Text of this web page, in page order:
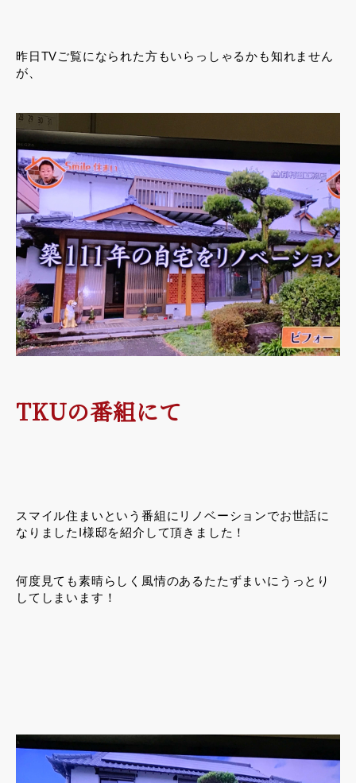
昨日TVご覧になられた方もいらっしゃるかも知れません
が、
TKUの番組にて
スマイル住まいという番組にリノベーションでお世話に
なりましたI様邸を紹介して頂きました！
何度見ても素晴らしく風情のあるたたずまいにうっとり
してしまいます！